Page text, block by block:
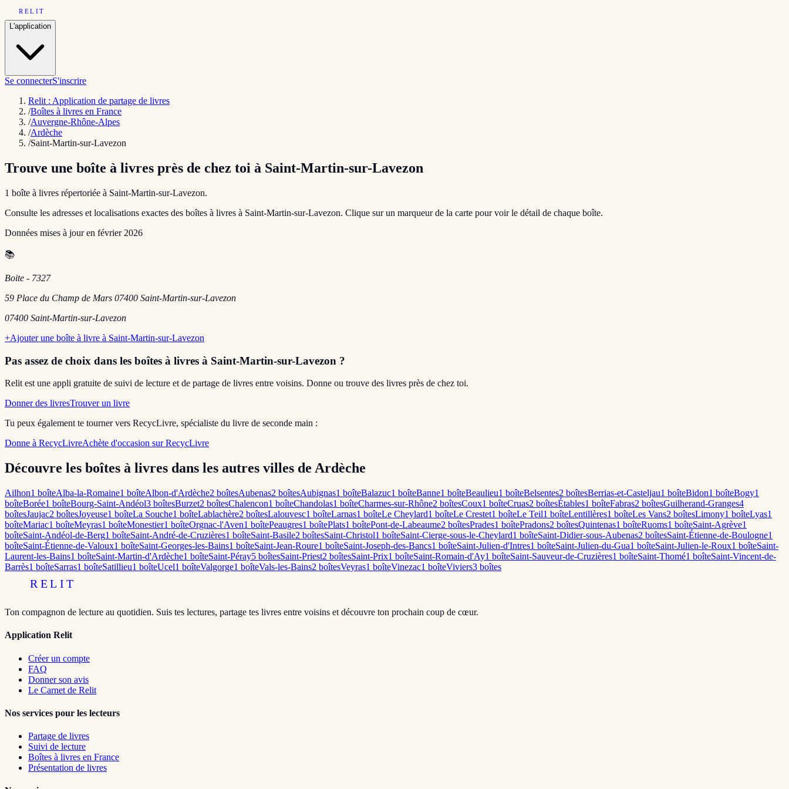
RELIT
L'application
Se connecterS'inscrire
Relit : Application de partage de livres
/Boîtes à livres en France
/Auvergne-Rhône-Alpes
/Ardèche
/Saint-Martin-sur-Lavezon
Trouve une boîte à livres près de chez toi à Saint-Martin-sur-Lavezon
1 boîte à livres répertoriée à Saint-Martin-sur-Lavezon.
Consulte les adresses et localisations exactes des boîtes à livres à Saint-Martin-sur-Lavezon. Clique sur un marqueur de la carte pour voir le détail de chaque boîte.
Données mises à jour en février 2026
📚
Boite - 7327
59 Place du Champ de Mars 07400 Saint-Martin-sur-Lavezon
07400 Saint-Martin-sur-Lavezon
+Ajouter une boîte à livre à Saint-Martin-sur-Lavezon
Pas assez de choix dans les boîtes à livres à Saint-Martin-sur-Lavezon ?
Relit est une appli gratuite de suivi de lecture et de partage de livres entre voisins. Donne ou trouve des livres près de chez toi.
Donner des livresTrouver un livre
Tu peux également te tourner vers RecycLivre, spécialiste du livre de seconde main :
Donne à RecycLivreAchète d'occasion sur RecycLivre
Découvre les boîtes à livres dans les autres villes de Ardèche
Ailhon1 boîteAlba-la-Romaine1 boîteAlbon-d'Ardèche2 boîtesAubenas2 boîtesAubignas1 boîteBalazuc1 boîteBanne1 boîteBeaulieu1 boîteBelsentes2 boîtesBerrias-et-Casteljau1 boîteBidon1 boîteBogy1
boîteBorée1 boîteBourg-Saint-Andéol3 boîtesBurzet2 boîtesChalencon1 boîteChandolas1 boîteCharmes-sur-Rhône2 boîtesCoux1 boîteCruas2 boîtesÉtables1 boîteFabras2 boîtesGuilherand-Granges4
boîtesJaujac2 boîtesJoyeuse1 boîteLa Souche1 boîteLablachère2 boîtesLalouvesc1 boîteLarnas1 boîteLe Cheylard1 boîteLe Crestet1 boîteLe Teil1 boîteLentillères1 boîteLes Vans2 boîtesLimony1 boîteLyas1
boîteMariac1 boîteMeyras1 boîteMonestier1 boîteOrgnac-l'Aven1 boîtePeaugres1 boîtePlats1 boîtePont-de-Labeaume2 boîtesPrades1 boîtePradons2 boîtesQuintenas1 boîteRuoms1 boîteSaint-Agrève1
boîteSaint-Andéol-de-Berg1 boîteSaint-André-de-Cruzières1 boîteSaint-Basile2 boîtesSaint-Christol1 boîteSaint-Cierge-sous-le-Cheylard1 boîteSaint-Didier-sous-Aubenas2 boîtesSaint-Étienne-de-Boulogne1
boîteSaint-Étienne-de-Valoux1 boîteSaint-Georges-les-Bains1 boîteSaint-Jean-Roure1 boîteSaint-Joseph-des-Bancs1 boîteSaint-Julien-d'Intres1 boîteSaint-Julien-du-Gua1 boîteSaint-Julien-le-Roux1 boîteSaint-
Laurent-les-Bains1 boîteSaint-Martin-d'Ardèche1 boîteSaint-Péray5 boîtesSaint-Priest2 boîtesSaint-Prix1 boîteSaint-Romain-d'Ay1 boîteSaint-Sauveur-de-Cruzières1 boîteSaint-Thomé1 boîteSaint-Vincent-de-
Barrès1 boîteSarras1 boîteSatillieu1 boîteUcel1 boîteValgorge1 boîteVals-les-Bains2 boîtesVeyras1 boîteVinezac1 boîteViviers3 boîtes
RELIT
Ton compagnon de lecture au quotidien. Suis tes lectures, partage tes livres entre voisins et découvre ton prochain coup de cœur.
Application Relit
Créer un compte
FAQ
Donner son avis
Le Carnet de Relit
Nos services pour les lecteurs
Partage de livres
Suivi de lecture
Boîtes à livres en France
Présentation de livres